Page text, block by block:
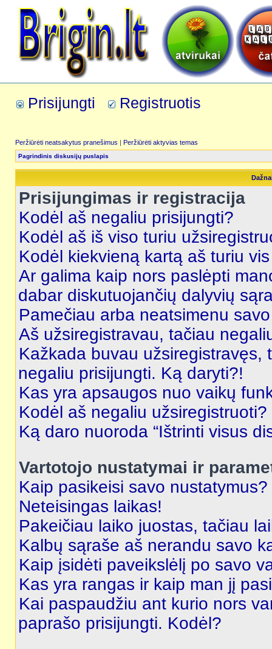
Prisijungti Registruotis
Peržiūrėti neatsakytus pranešimus | Peržiūrėti aktyvias temas
Pagrindinis diskusijų puslapis
Prisijungimas ir registracija
Kodėl aš negaliu prisijungti?
Kodėl aš iš viso turiu
Kodėl kiekvieną kartą aš turiu
Ar galima kaip nors paslėpti
dabar diskutuojančių dalyvių
Pamečiau arba neatsimenu
Aš užsiregistravau, tačiau
Kažkada buvau užsiregistravęs,
negaliu prisijungti. Ką daryti?!
Kas yra apsaugos nuo vaikų
Kodėl aš negaliu užsiregistruoti?
Ką daro nuoroda “Ištrinti visus
Vartotojo nustatymai ir
Kaip pasikeisi savo nustatymus?
Neteisingas laikas!
Pakeičiau laiko juostas, tačiau
Kalbų sąraše aš nerandu savo
Kaip įsidėti paveikslėlį po savo
Kas yra rangas ir kaip man jį
Kai paspaudžiu ant kurio nors
paprašo prisijungti. Kodėl?